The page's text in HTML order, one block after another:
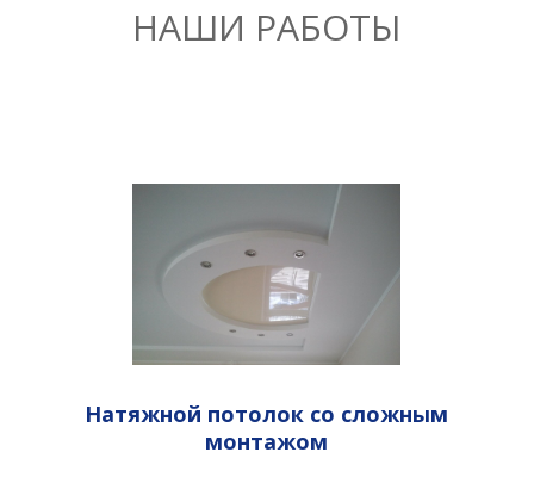
НАШИ РАБОТЫ
Натяжной потолок со сложным
монтажом